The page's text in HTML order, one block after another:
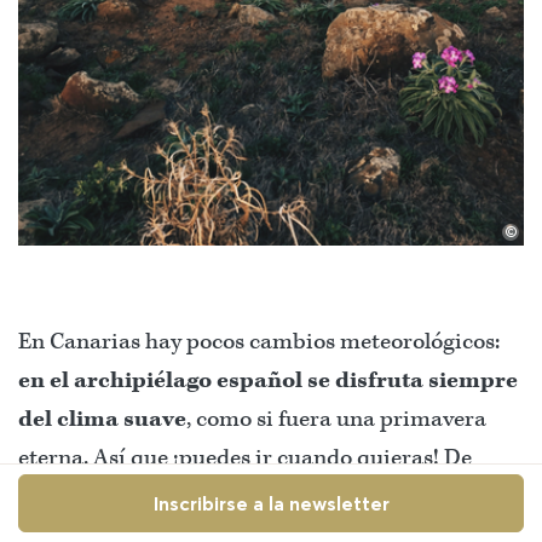
Inscribirse a la newsletter
©
En Canarias hay pocos cambios meteorológicos:
en el archipiélago español se disfruta siempre
del clima suave, como si fuera una primavera
eterna. Así que ¡puedes ir cuando quieras! De
media, las temperaturas oscilan entre los 16
grados en invierno y 26 en verano, excepto cuando